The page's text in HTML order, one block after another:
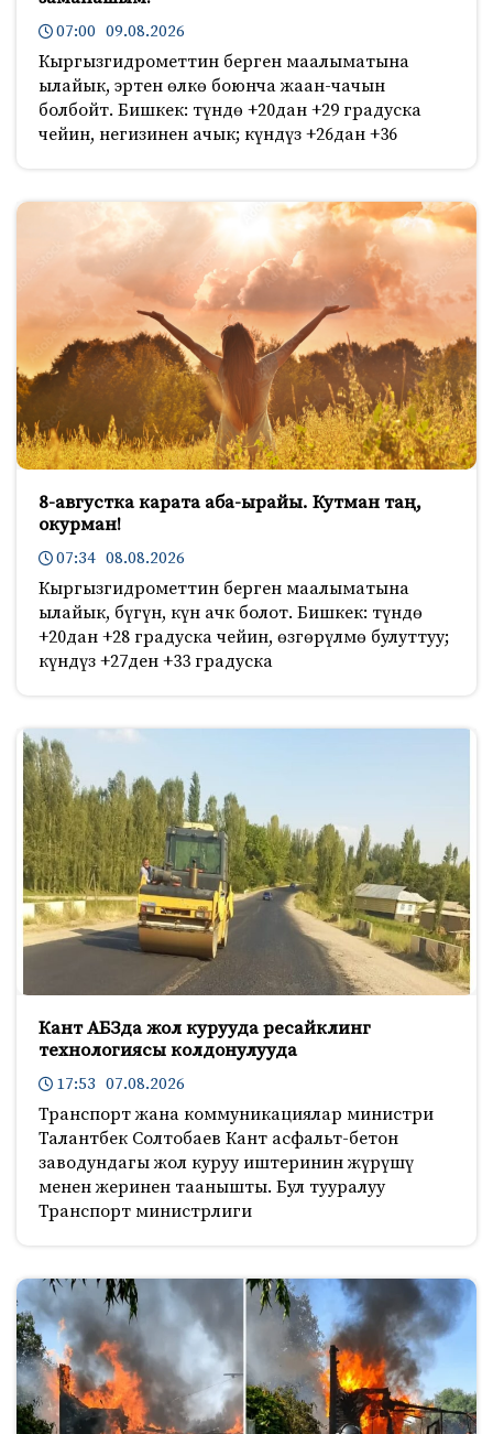
07:00 09.08.2026
Кыргызгидрометтин берген маалыматына
ылайык, эртен өлкө боюнча жаан-чачын
болбойт. Бишкек: түндө +20дан +29 градуска
чейин, негизинен ачык; күндүз +26дан +36
8-августка карата аба-ырайы. Кутман таң,
окурман!
07:34 08.08.2026
Кыргызгидрометтин берген маалыматына
ылайык, бүгүн, күн ачк болот. Бишкек: түндө
+20дан +28 градуска чейин, өзгөрүлмө булуттуу;
күндүз +27ден +33 градуска
Кант АБЗда жол курууда ресайклинг
технологиясы колдонулууда
17:53 07.08.2026
Транспорт жана коммуникациялар министри
Талантбек Солтобаев Кант асфальт-бетон
заводундагы жол куруу иштеринин жүрүшү
менен жеринен таанышты. Бул тууралуу
Транспорт министрлиги